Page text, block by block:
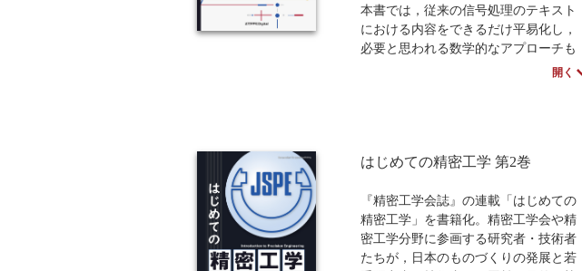
ウェブデザイン ビジネス 言語
教育機関向け 中学・高校・大学生向け
本書では，従来の信号処理のテキスト
における内容をできるだけ平易化し，
必要と思われる数学的なアプローチも
随所に記載をして，理解しやすさに重
いをあえて示しています。
によりさらに高度な知識や教養を身に
つけて，社会に羽ばたいてほしいと願
っています。
開く
はじめての精密工学 第2巻
『精密工学会誌』の連載「はじめての
精密工学」を書籍化。精密工学会や精
密工学分野に参画する研究者・技術者
たちが，日本のものづくりの発展と若